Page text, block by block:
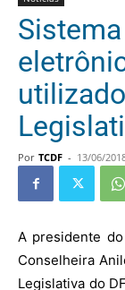
Por TCDF - 13/06/
A presidente
Conselheira
Legislativa do